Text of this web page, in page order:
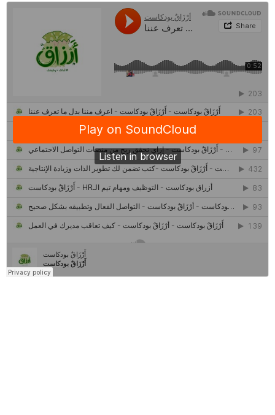
أقدم مطحن بن في مصر| يكشف لنا أسرار صناعة البن
حصاد 2022 لمشروع "رواد 2030″
كل ما تريد معرفته عن مشروع "رواد 2030″
مركز جروان للثقافة والفنون | نموذج المركز القروي الريادي في الثقافة